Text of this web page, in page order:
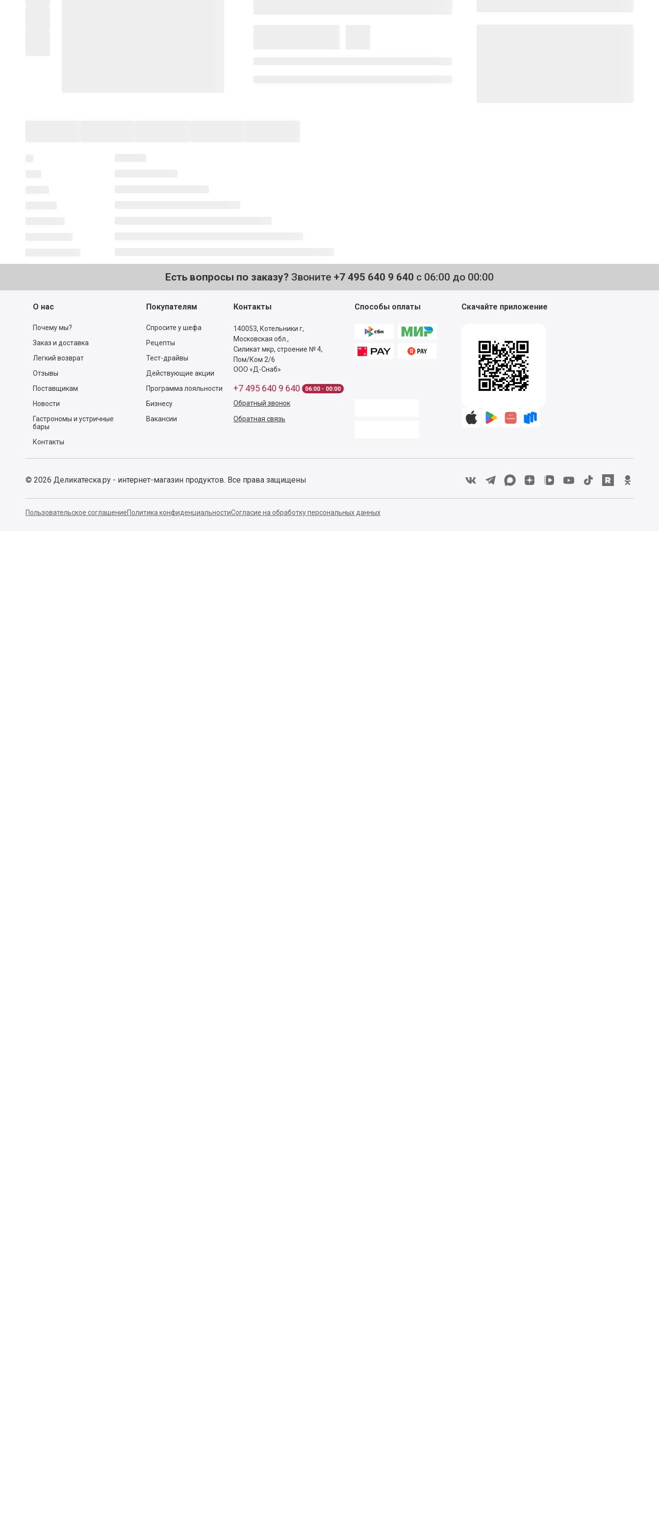
Есть вопросы по заказу? Звоните +7 495 640 9 640 с 06:00 до 00:00
О нас
Почему мы?
Заказ и доставка
Легкий возврат
Отзывы
Поставщикам
Новости
Гастрономы и устричные
бары
Контакты
Покупателям
Спросите у шефа
Рецепты
Тест-драйвы
Действующие акции
Программа лояльности
Бизнесу
Вакансии
Контакты
140053, Котельники г,
Московская обл.,
Силикат мкр, строение № 4,
Пом/Ком 2/6
ООО «Д-Снаб»
+7 495 640 9 640 06:00 - 00:00
Обратный звонок
Обратная связь
Способы оплаты Скачайте приложение
© 2026 Деликатеска.ру - интернет-магазин продуктов. Все права защищены
Пользовательское соглашениеПолитика конфиденциальностиСогласие на обработку персональных данных